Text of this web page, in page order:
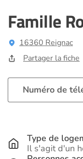
Famille
16360 Reignac
Partager la fiche
Numéro de
Type de
Il s'agit d'un